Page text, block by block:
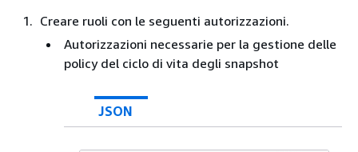
Creare ruoli con le seguenti autorizzazioni.
Autorizzazioni necessarie per la gestione delle
policy del ciclo di vita degli snapshot
JSON